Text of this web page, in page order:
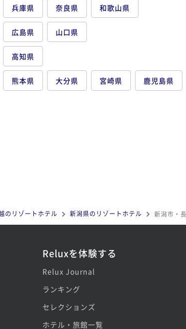
兵庫県 奈良県 和歌山県
広島県 山口県
高知県
熊本県 大分県 宮崎県 鹿児島県
のリゾートホテル 新潟県のリゾートホテル 新潟市・
Reluxを体験する
Relux Journal
ランキング
セレクションズ
ホテル・旅館一覧